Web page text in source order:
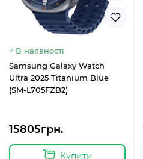
В наявності
Samsung Galaxy Watch
Ultra 2025 Titanium Blue
(SM-L705FZB2)
15805грн.
Купити